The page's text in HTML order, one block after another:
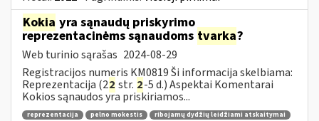
Kokia yra sąnaudų priskyrimo
reprezentacinėms sąnaudoms tvarka?
Web turinio sąrašas 2024-08-29
Registracijos numeris KM0819 Ši informacija skelbiama:
Reprezentacija (22 str. 2-5 d.) Aspektai Komentarai
Kokios sąnaudos yra priskiriamos...
reprezentacija pelno mokestis ribojamų dydžių leidžiami atskaitymai